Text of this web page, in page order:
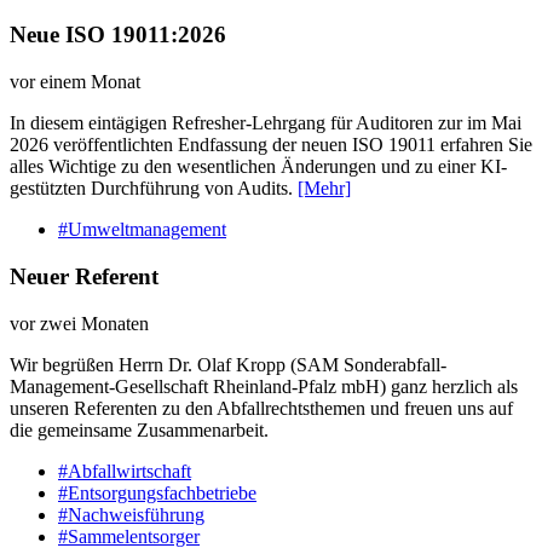
Neue ISO 19011:2026
vor einem Monat
In diesem eintägigen Refresher-Lehrgang für Auditoren zur im Mai
2026 veröffentlichten Endfassung der neuen ISO 19011 erfahren Sie
alles Wichtige zu den wesentlichen Änderungen und zu einer KI-
gestützten Durchführung von Audits. [Mehr]
#Umweltmanagement
Neuer Referent
vor zwei Monaten
Wir begrüßen Herrn Dr. Olaf Kropp (SAM Sonderabfall-
Management-Gesellschaft Rheinland-Pfalz mbH) ganz herzlich als
unseren Referenten zu den Abfallrechtsthemen und freuen uns auf
die gemeinsame Zusammenarbeit.
#Abfallwirtschaft
#Entsorgungsfachbetriebe
#Nachweisführung
#Sammelentsorger